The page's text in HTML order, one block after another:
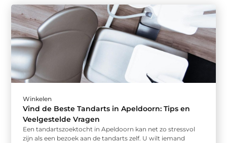
Winkelen
Vind de Beste Tandarts in Apeldoorn: Tips en
Veelgestelde Vragen
Een tandartszoektocht in Apeldoorn kan net zo stressvol
zijn als een bezoek aan de tandarts zelf. U wilt iemand